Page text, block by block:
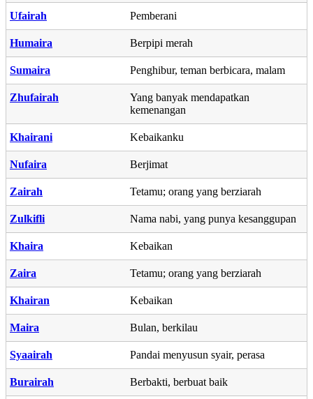
Ufairah Pemberani
Humaira Berpipi merah
Sumaira Penghibur, teman berbicara, malam
Zhufairah
Yang banyak mendapatkan
kemenangan
Khairani Kebaikanku
Nufaira Berjimat
Zairah Tetamu; orang yang berziarah
Zulkifli Nama nabi, yang punya kesanggupan
Khaira Kebaikan
Zaira Tetamu; orang yang berziarah
Khairan Kebaikan
Maira Bulan, berkilau
Syaairah Pandai menyusun syair, perasa
Burairah Berbakti, berbuat baik